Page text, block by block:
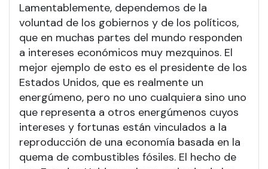
Lamentablemente, dependemos de la
voluntad de los gobiernos y de los políticos,
que en muchas partes del mundo responden
a intereses económicos muy mezquinos. El
mejor ejemplo de esto es el presidente de los
Estados Unidos, que es realmente un
energúmeno, pero no uno cualquiera sino uno
que representa a otros energúmenos cuyos
intereses y fortunas están vinculados a la
reproducción de una economía basada en la
quema de combustibles fósiles. El hecho de